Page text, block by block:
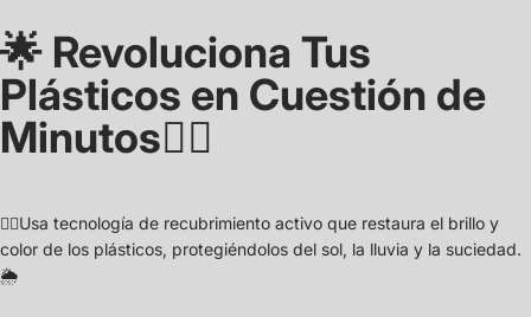
🌟 Revoluciona Tus
Plásticos en Cuestión de
Minutos👌🏼
👉🏼Usa tecnología de recubrimiento activo que restaura el brillo y
color de los plásticos, protegiéndolos del sol, la lluvia y la suciedad.
🌦️